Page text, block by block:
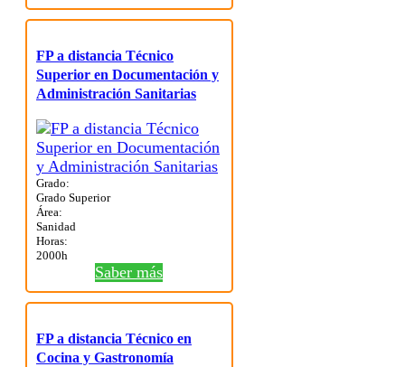
FP a distancia Técnico
Superior en Documentación y
Administración Sanitarias
Grado:
Grado Superior
Área:
Sanidad
Horas:
2000h
Saber más
FP a distancia Técnico en
Cocina y Gastronomía